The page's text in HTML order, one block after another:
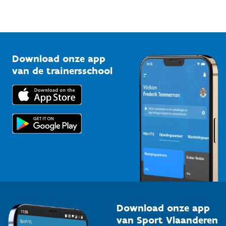
Bedrijven
Trainers en begeleiders
Topsporters
Vlaamse Trainersschool
Kennisplatform
Downloads
Voor de pers
Download onze app
van de trainersschool
Download onze app
van Sport Vlaanderen